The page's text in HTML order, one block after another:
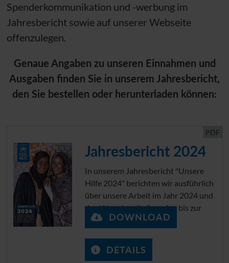
Spenderkommunikation und -werbung im
Jahresbericht sowie auf unserer Webseite
offenzulegen.
Genaue Angaben zu unseren Einnahmen und
Ausgaben finden Sie in unserem Jahresbericht,
den Sie bestellen oder herunterladen können:
PDF
Jahresbericht 2024
In unserem Jahresbericht "Unsere
Hilfe 2024" berichten wir ausführlich
über unsere Arbeit im Jahr 2024 und
den Weg, den die Spenden bis zur
Verwendung nehmen.
DOWNLOAD
DETAILS